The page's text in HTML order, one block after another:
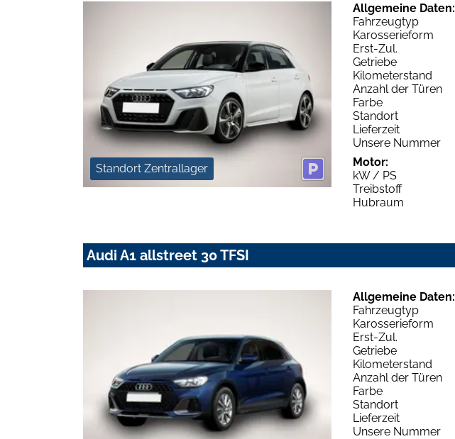
Standort Zentrallager
Allgemeine Daten:
Fahrzeugtyp
Karosserieform
Erst-Zul.
Getriebe
Kilometerstand
Anzahl der Türen
Farbe
Standort
Lieferzeit
Unsere Nummer
Motor:
kW / PS
Treibstoff
Hubraum
Audi A1 allstreet 30 TFSI
Allgemeine Daten:
Fahrzeugtyp
Karosserieform
Erst-Zul.
Getriebe
Kilometerstand
Anzahl der Türen
Farbe
Standort
Lieferzeit
Unsere Nummer